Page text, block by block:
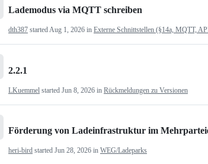
Lademodus via MQTT schreiben
dth387 startedAug 1, 2026 in Externe Schnittstellen (§14a, MQTT,
2.2.1
LKuemmel started Jun 8, 2026 in Rückmeldungen zu Versionen
Förderung von Ladeinfrastruktur im
heri-bird started Jun 28, 2026 in WEG/Ladeparks